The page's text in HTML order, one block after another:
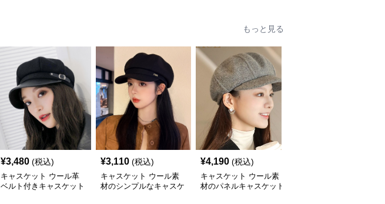
もっと見る
¥3,480 (税込)
キャスケット ウール革
ベルト付きキャスケット
¥3,110 (税込)
キャスケット ウール素
材のシンプルなキャスケ
¥4,190 (税込)
キャスケット ウール素
材のパネルキャスケット